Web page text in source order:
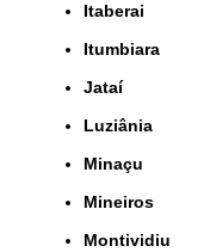
Itaberai
Itumbiara
Jataí
Luziânia
Minaçu
Mineiros
Montividiu